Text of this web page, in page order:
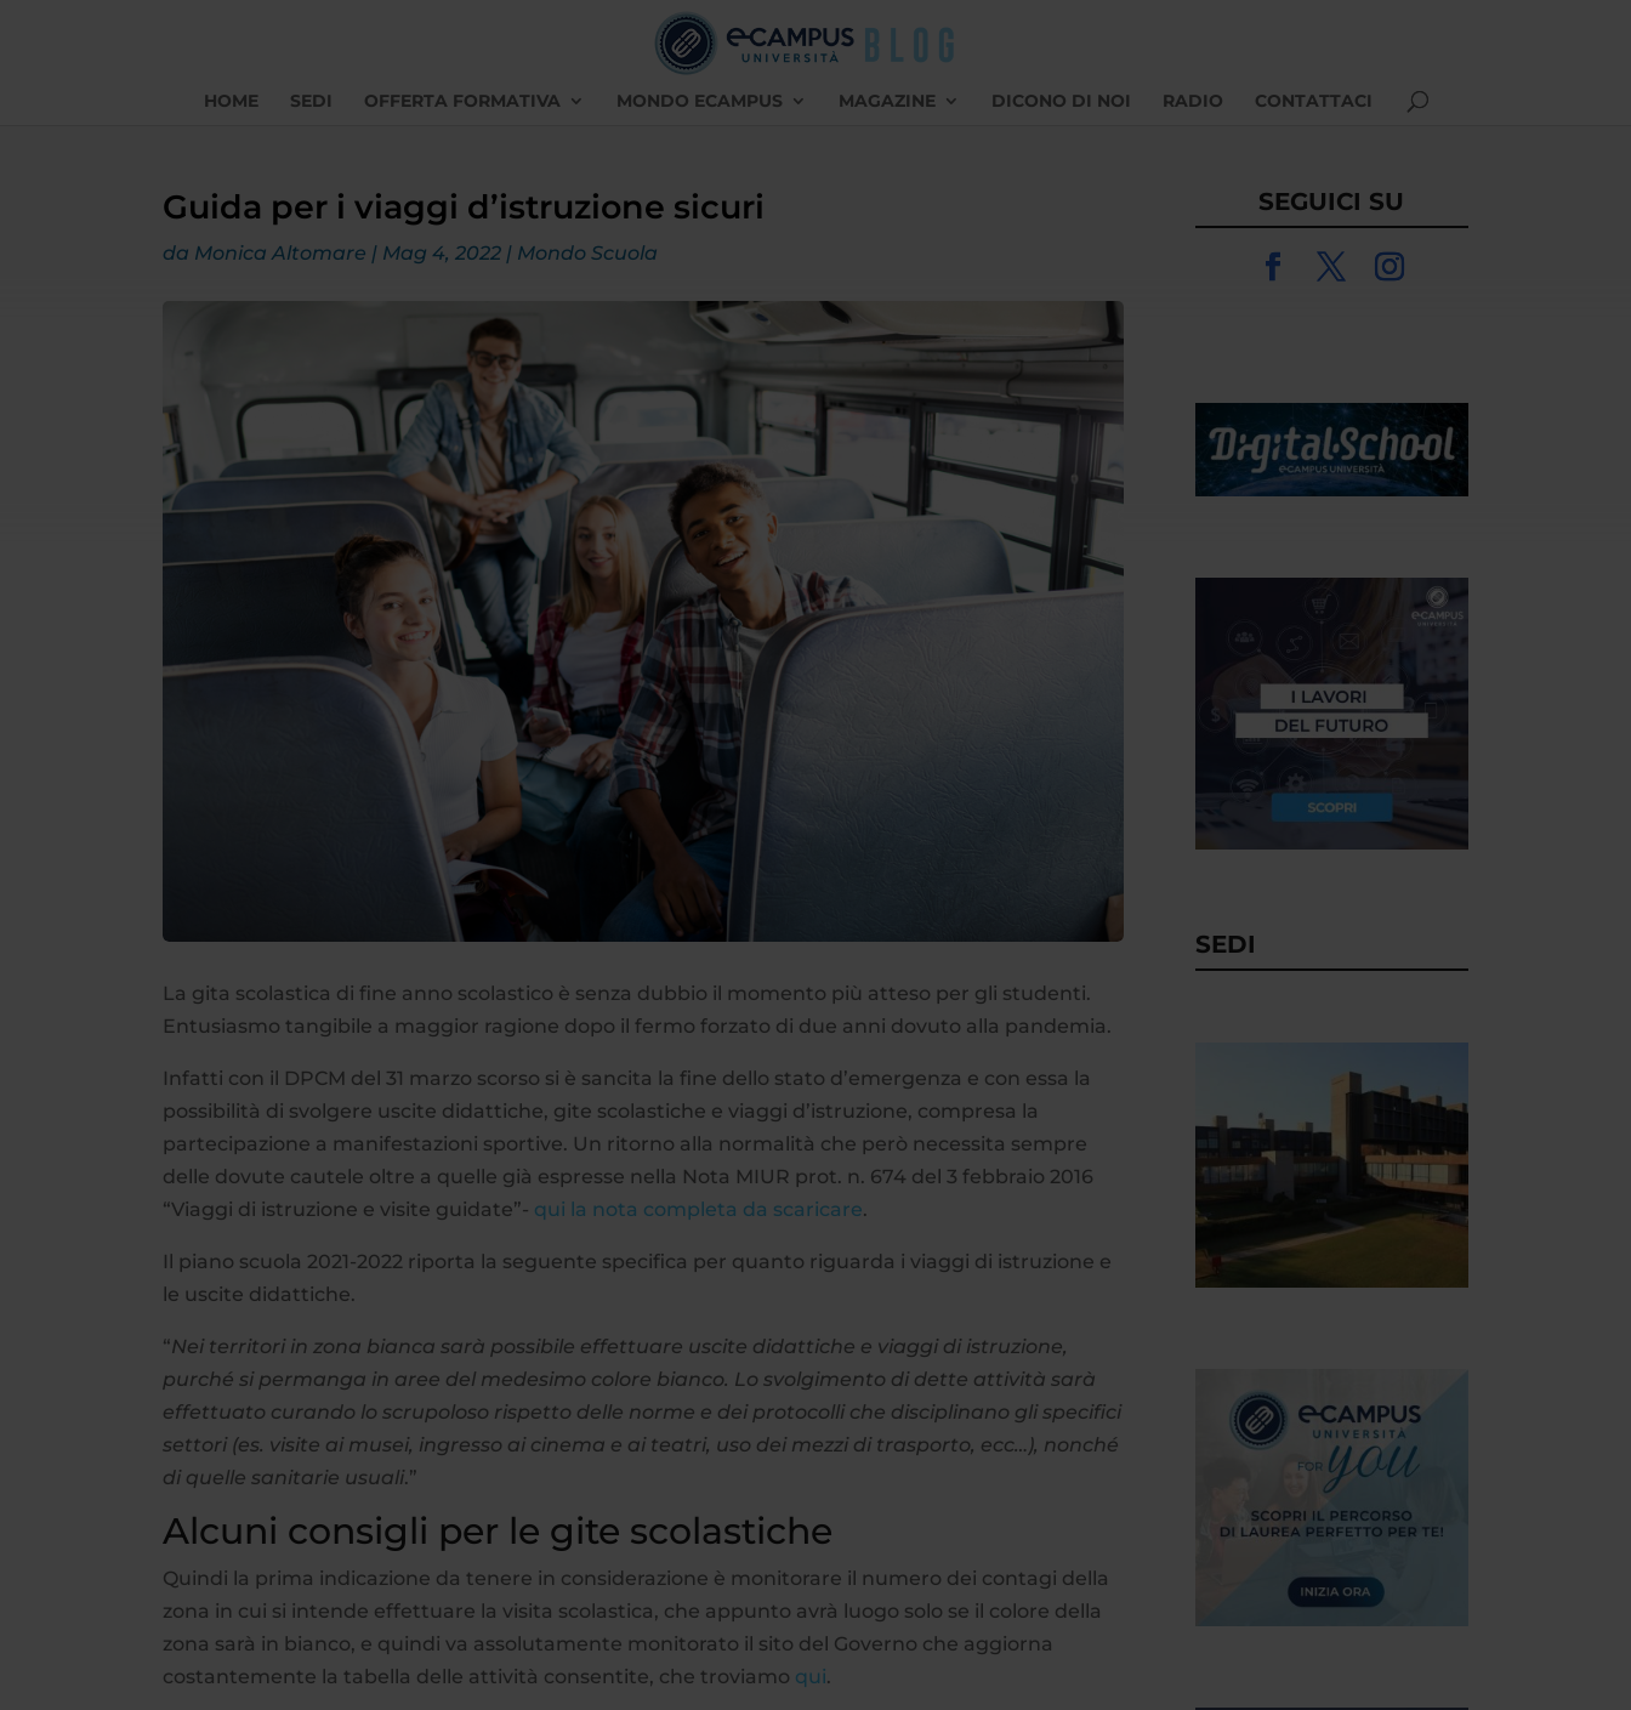
HOME SEDI OFFERTA FORMATIVA MONDO ECAMPUS MAGAZINE DICONO DI NOI RADIO CONTATTACI
Guida per i viaggi d’istruzione sicuri
da Monica Altomare | Mag 4, 2022 | Mondo Scuola
La gita scolastica di fine anno scolastico è senza dubbio il momento più atteso per gli studenti.
Entusiasmo tangibile a maggior ragione dopo il fermo forzato di due anni dovuto alla pandemia.
Infatti con il DPCM del 31 marzo scorso si è sancita la fine dello stato d’emergenza e con essa la
possibilità di svolgere uscite didattiche, gite scolastiche e viaggi d’istruzione, compresa la
partecipazione a manifestazioni sportive. Un ritorno alla normalità che però necessita sempre
delle dovute cautele oltre a quelle già espresse nella Nota MIUR prot. n. 674 del 3 febbraio 2016
“Viaggi di istruzione e visite guidate”- qui la nota completa da scaricare.
Il piano scuola 2021-2022 riporta la seguente specifica per quanto riguarda i viaggi di istruzione e
le uscite didattiche.
“Nei territori in zona bianca sarà possibile effettuare uscite didattiche e viaggi di istruzione,
purché si permanga in aree del medesimo colore bianco. Lo svolgimento di dette attività sarà
effettuato curando lo scrupoloso rispetto delle norme e dei protocolli che disciplinano gli specifici
settori (es. visite ai musei, ingresso ai cinema e ai teatri, uso dei mezzi di trasporto, ecc…), nonché
di quelle sanitarie usuali.”
Alcuni consigli per le gite scolastiche
Quindi la prima indicazione da tenere in considerazione è monitorare il numero dei contagi della
zona in cui si intende effettuare la visita scolastica, che appunto avrà luogo solo se il colore della
zona sarà in bianco, e quindi va assolutamente monitorato il sito del Governo che aggiorna
costantemente la tabella delle attività consentite, che troviamo qui.
SEGUICI SU
SEDI